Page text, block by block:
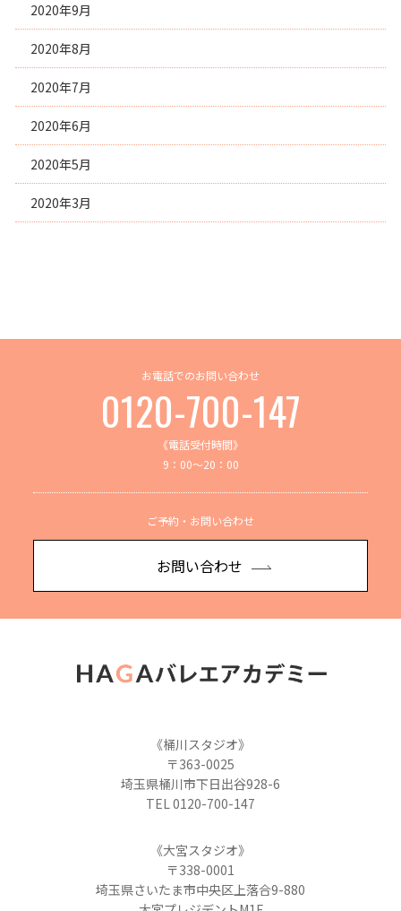
2020年9月
2020年8月
2020年7月
2020年6月
2020年5月
2020年3月
お電話でのお問い合わせ
0120-700-147
《電話受付時間》
9：00～20：00
ご予約・お問い合わせ
お問い合わせ
《桶川スタジオ》
〒363-0025
埼玉県桶川市下日出谷928-6
TEL 0120-700-147
《大宮スタジオ》
〒338-0001
埼玉県さいたま市中央区上落合9-880